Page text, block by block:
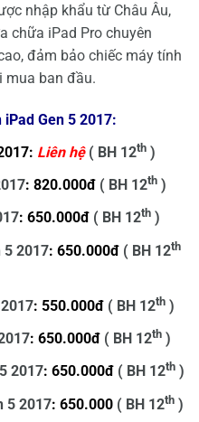
nhập khẩu từ Châu Âu,
chữa iPad Pro chuyên
đảm bảo chiếc máy tính
mua ban đầu.
Gen 5 2017:
Liên hệ( BH 12th )
: 820.000đ ( BH 12th )
: 650.000đ ( BH 12th )
5 2017: 650.000đ ( BH 12th
: 550.000đ ( BH 12th )
: 650.000đ ( BH 12th )
2017: 650.000đ ( BH 12th )
5 2017: 650.000 ( BH 12th )